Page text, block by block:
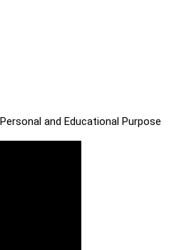
and Educational Purpose